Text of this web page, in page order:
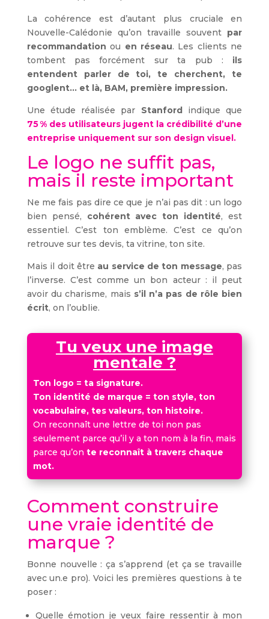
La cohérence est d’autant plus cruciale en
Nouvelle-Calédonie qu’on travaille souvent par
recommandation ou en réseau. Les clients ne
tombent pas forcément sur ta pub : ils
entendent parler de toi, te cherchent, te
googlent… et là, BAM, première impression.
Une étude réalisée par Stanford indique que
75 % des utilisateurs jugent la crédibilité d’une
entreprise uniquement sur son design visuel.
Le logo ne suffit pas,
mais il reste important
Ne me fais pas dire ce que je n’ai pas dit : un logo
bien pensé, cohérent avec ton identité, est
essentiel. C’est ton emblème. C’est ce qu’on
retrouve sur tes devis, ta vitrine, ton site.
Mais il doit être au service de ton message, pas
l’inverse. C’est comme un bon acteur : il peut
avoir du charisme, mais s’il n’a pas de rôle bien
écrit, on l’oublie.
Tu veux une image
mentale ?
Ton logo = ta signature.
Ton identité de marque = ton style, ton
vocabulaire, tes valeurs, ton histoire.
On reconnaît une lettre de toi non pas
seulement parce qu’il y a ton nom à la fin, mais
parce qu’on te reconnaît à travers chaque
mot.
Comment construire
une vraie identité de
marque ?
Bonne nouvelle : ça s’apprend (et ça se travaille
avec un.e pro). Voici les premières questions à te
poser :
Quelle émotion je veux faire ressentir à mon